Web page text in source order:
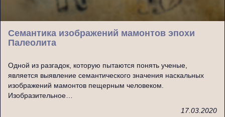
Семантика изображений мамонтов эпохи
Палеолита
Одной из разгадок, которую пытаются понять ученые,
является выявление семантического значения наскальных
изображений мамонтов пещерным человеком.
Изобразительное…
17.03.2020